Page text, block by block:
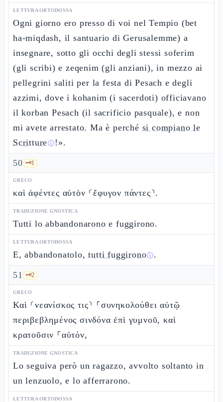
LETTURA ORTODOSSA
Ogni giorno ero presso di voi nel Tempio (bet
ha-miqdash, il santuario di Gerusalemme) a
insegnare, sotto gli occhi degli stessi soferim
(gli scribi) e zeqenim (gli anziani), in mezzo ai
pellegrini saliti per la festa di Pesach e degli
azzimi, dove i kohanim (i sacerdoti) officiavano
il korban Pesach (il sacrificio pasquale), e non
mi avete arrestato. Ma è perché si compiano le
Scrittureⓘ !».
50 🗝️1
GRECO
καὶ ἀφέντες αὐτὸν ⸂ἔφυγον πάντες⸃.
TRADUZIONE GNOSTICA
Tutti lo abbandonarono e fuggirono.
LETTURA ORTODOSSA
E, abbandonatolo,tutti fuggironoⓘ.
51 🗝️2
GRECO
Καὶ ⸂νεανίσκος τις⸃ ⸀συνηκολούθει αὐτῷ
περιβεβλημένος σινδόνα ἐπὶ γυμνοῦ, καὶ
κρατοῦσιν ⸀αὐτόν,
TRADUZIONE GNOSTICA
Lo seguiva però un ragazzo, avvolto soltanto in
un lenzuolo, e lo afferrarono.
LETTURA ORTODOSSA